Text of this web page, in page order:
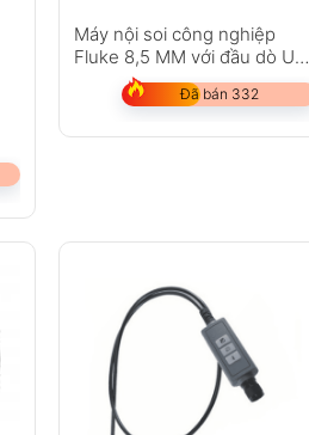
Máy nội soi công nghiệp
Fluke 8,5 MM với đầu dò UV
Đã bán 332